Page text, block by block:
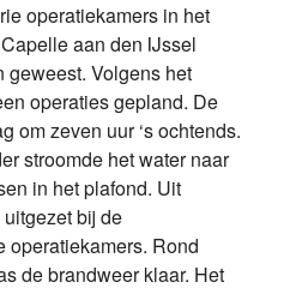
operatiekamers in het
aan den IJssel
geweest. Volgens het
operaties gepland. De
om zeven uur ‘s ochtends.
stroomde het water naar
in het plafond. Uit
bij de
operatiekamers. Rond
de brandweer klaar. Het